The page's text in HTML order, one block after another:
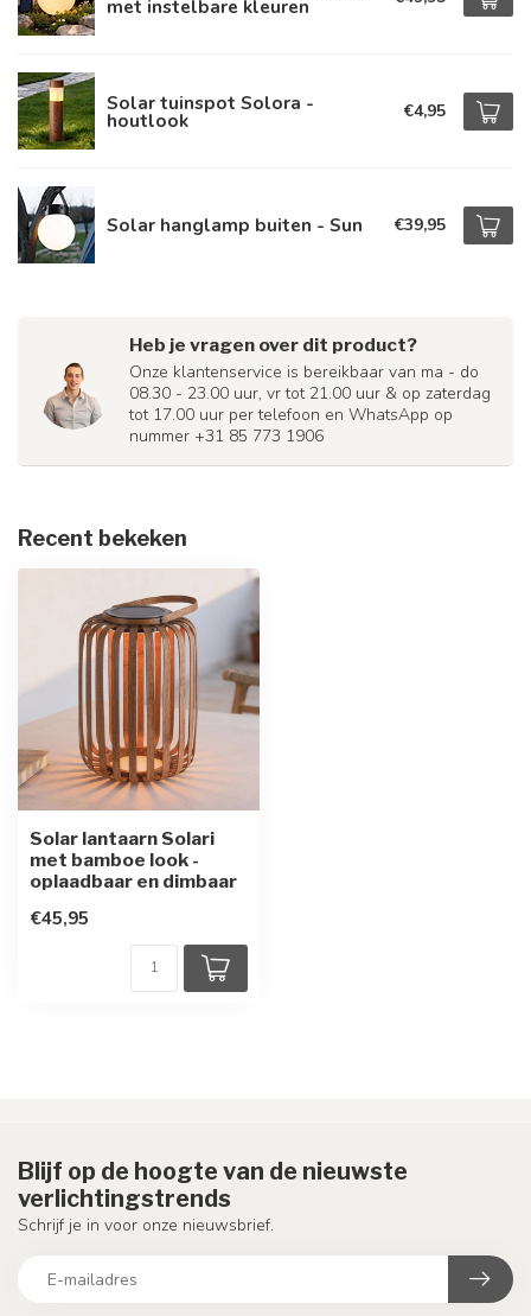
met instelbare kleuren
Solar tuinspot Solora -
houtlook €4,95
Solar hanglamp buiten - Sun €39,95
Heb je vragen over dit product?
Onze klantenservice is bereikbaar van ma - do
08.30 - 23.00 uur, vr tot 21.00 uur & op zaterdag
tot 17.00 uur per telefoon en WhatsApp op
nummer +31 85 773 1906
Recent bekeken
Solar lantaarn Solari
met bamboe look -
oplaadbaar en dimbaar
€45,95
Blijf op de hoogte van de nieuwste
verlichtingstrends
Schrijf je in voor onze nieuwsbrief.